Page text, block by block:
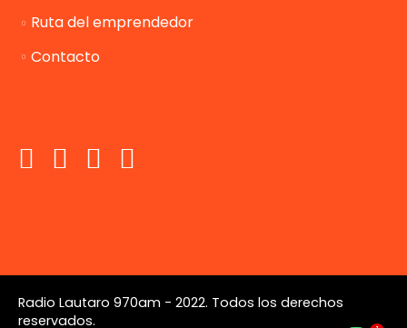
Ruta del emprendedor
Contacto
Radio Lautaro 970am - 2022. Todos los derechos
reservados.